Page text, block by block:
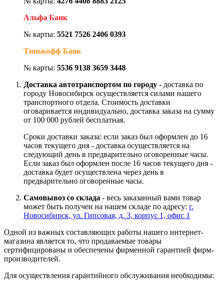
Альфа Банк
№ карты: 5521 7526 2406 0393
Тинькофф Банк
№ карты: 5536 9138 3659 3448
Доставка автотранспортом по городу - доставка по
городу Новосибирск осуществляется силами нашего
транспортного отдела. Стоимость доставки
оговаривается индивидуально, доставка заказа на сумму
от 100 000 рублей бесплатная.
Сроки доставки заказа: если заказ был оформлен до 16
часов текущего дня - доставка осуществляется на
следующий день в предварительно оговоренные часы.
Если заказ был оформлен после 16 часов текущего дня -
доставка будет осуществлена через день в
предварительно оговоренные часы.
Самовывоз со склада - весь заказанный вами товар
может быть получен на нашем складе по адресу: г.
Новосибирск, ул. Гипсовая, д. 3, корпус 1, офис 1
Одной из важных составляющих работы нашего интернет-
магазина является то, что продаваемые товары
сертифицированы и обеспечены фирменной гарантией фирм-
производителей.
Для осуществления гарантийного обслуживания необходимы: